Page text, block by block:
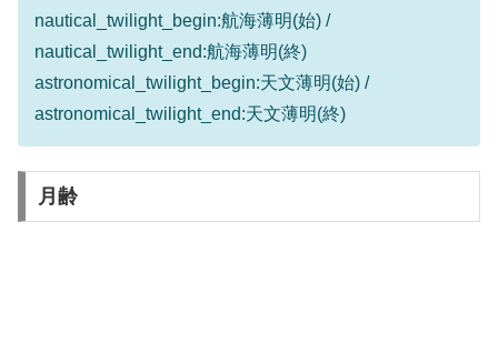
nautical_twilight_begin:航海薄明(始) /
nautical_twilight_end:航海薄明(終)
astronomical_twilight_begin:天文薄明(始) /
astronomical_twilight_end:天文薄明(終)
月齢